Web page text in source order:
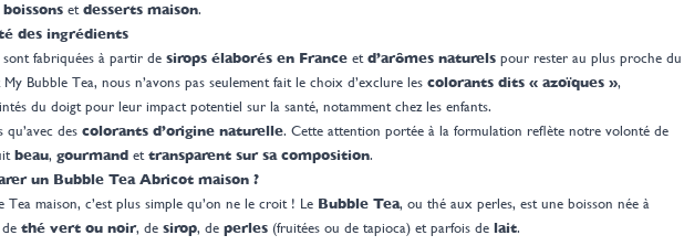
boissonset desserts maison.
des ingrédients
fabriquées à partir de sirops élaborés en Franceet d’arômes naturelspour rester au plus proche du
Bubble Tea, nous n’avons pas seulement fait le choix d’exclure les colorants dits « azoïques »,
du doigt pour leur impact potentiel sur la santé, notamment chez les enfants.
des colorants d’origine naturelle. Cette attention portée à la formulation reflète notre volonté de
beau, gourmandet transparent sur sa composition.
un Bubble Tea Abricot maison ?
Tea maison, c’est plus simple qu’on ne le croit ! Le Bubble Tea, ou thé aux perles, est une boisson née à
thé vert ou noir, de sirop, de perles(fruitées ou de tapioca) et parfois de lait.